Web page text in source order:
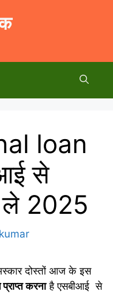
loan
से
ले 2025
दोस्तों आज के इस
करनाहै एसबीआई से